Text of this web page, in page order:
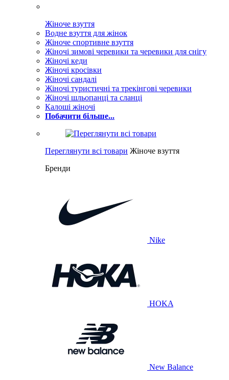
Жіноче взуття
Водне взуття для жінок
Жіноче спортивне взуття
Жіночі зимові черевики та черевики для снігу
Жіночі кеди
Жіночі кросівки
Жіночі сандалі
Жіночі туристичні та трекінгові черевики
Жіночі шльопанці та сланці
Калоші жіночі
Побачити більше...
Переглянути всі товари Жіноче взуття
Бренди
Nike
HOKA
New Balance